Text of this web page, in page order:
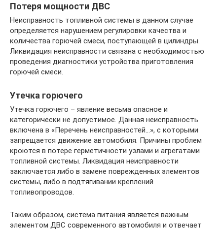
Потеря мощности ДВС
Неисправность топливной системы в данном случае
определяется нарушением регулировки качества и
количества горючей смеси, поступающей в цилиндры.
Ликвидация неисправности связана с необходимостью
проведения диагностики устройства приготовления
горючей смеси.
Утечка горючего
Утечка горючего – явление весьма опасное и
категорически не допустимое. Данная неисправность
включена в «Перечень неисправностей…», с которыми
запрещается движение автомобиля. Причины проблем
кроются в потере герметичности узлами и агрегатами
топливной системы. Ликвидация неисправности
заключается либо в замене поврежденных элементов
системы, либо в подтягивании креплений
топливопроводов.
Таким образом, система питания является важным
элементом ДВС современного автомобиля и отвечает